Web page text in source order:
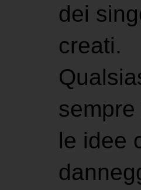
dei
creati.
le idee